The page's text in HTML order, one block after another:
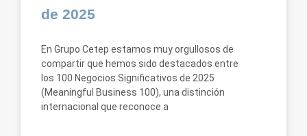
de 2025
En Grupo Cetep estamos muy orgullosos de
compartir que hemos sido destacados entre
los 100 Negocios Significativos de 2025
(Meaningful Business 100), una distinción
internacional que reconoce a